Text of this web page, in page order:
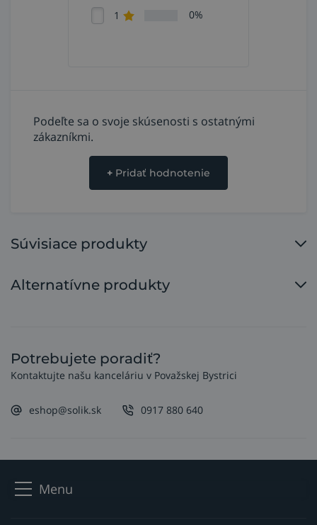
1 0%
Podeľte sa o svoje skúsenosti s ostatnými
zákazníkmi.
+ Pridať hodnotenie
Súvisiace produkty
Alternatívne produkty
Potrebujete poradiť?
Kontaktujte našu kanceláriu v Považskej Bystrici
eshop@solik.sk 0917 880 640
Menu